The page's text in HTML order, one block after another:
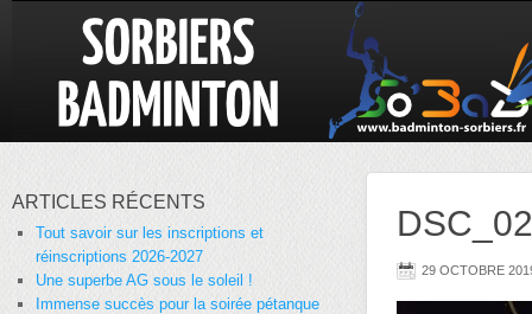
29 OCTOBRE
ARTICLES RÉCENTS
Tout savoir sur les inscriptions et
réinscriptions 2026-2027
Une superbe AG sous le soleil !
Immense succès pour la soirée pétanque